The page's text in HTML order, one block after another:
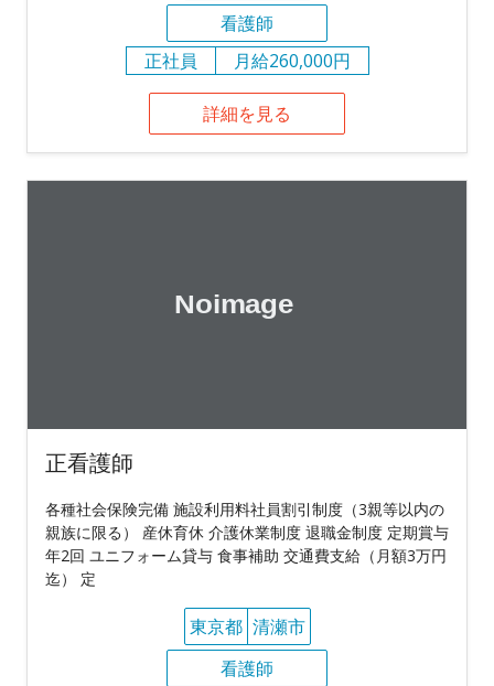
看護師
正社員
月給260,000円
詳細を見る
正看護師
各種社会保険完備 施設利用料社員割引制度（3親等以内の
親族に限る） 産休育休 介護休業制度 退職金制度 定期賞与
年2回 ユニフォーム貸与 食事補助 交通費支給（月額3万円
迄） 定
東京都 清瀬市
看護師